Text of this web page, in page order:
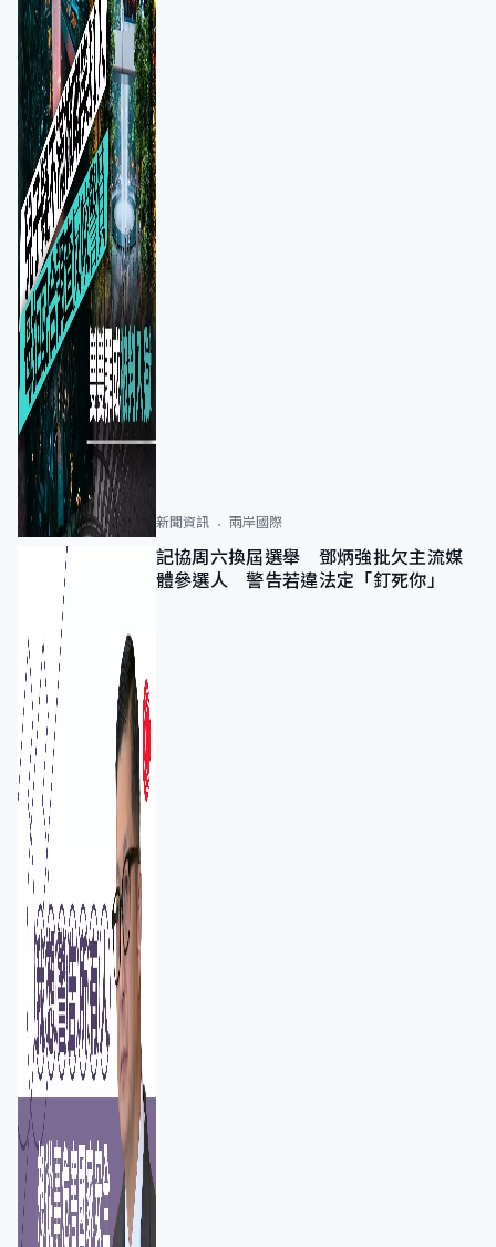
新聞資訊 兩岸國際
記協周六換屆選舉 鄧炳強批欠主流媒
體參選人 警告若違法定「釘死你」